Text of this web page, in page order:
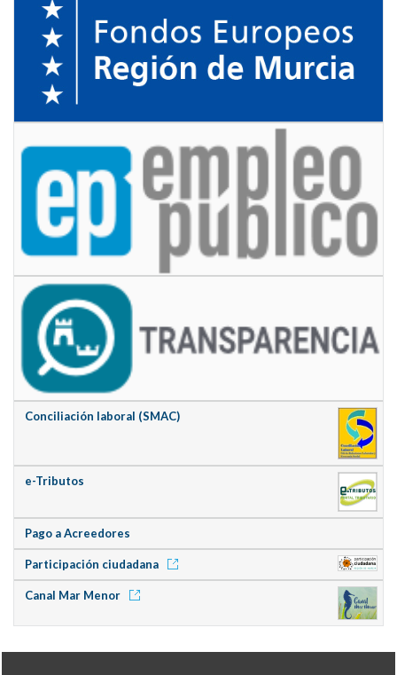
Conciliación laboral (SMAC)
e-Tributos
Pago a Acreedores
Participación ciudadana
Canal Mar Menor